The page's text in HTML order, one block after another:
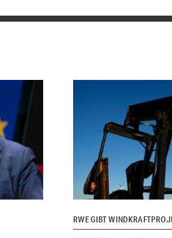
RWE GIBT